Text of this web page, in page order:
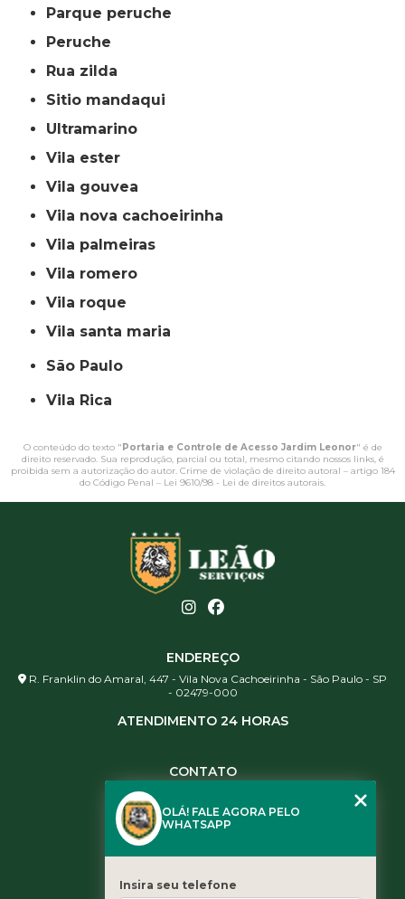
parque peruche
peruche
rua zilda
sitio mandaqui
ultramarino
vila ester
vila gouvea
vila nova cachoeirinha
vila palmeiras
vila romero
vila roque
vila santa maria
São Paulo
Vila Rica
O conteúdo do texto " Portaria e Controle de Acesso Jardim Leonor" é de
direito reservado. Sua reprodução, parcial ou total, mesmo citando nossos links, é
proibida sem a autorização do autor. Crime de violação de direito autoral – artigo 184
do Código Penal – Lei 9610/98 - Lei de direitos autorais.
ENDEREÇO
R. Franklin do Amaral, 447 - Vila Nova Cachoeirinha - São Paulo - SP
- 02479-000
ATENDIMENTO 24 HORAS
CONTATO
(11) 3461-5871
contato@leaoservicos.com.br
OLÁ! FALE AGORA PELO
WHATSAPP
Insira seu telefone